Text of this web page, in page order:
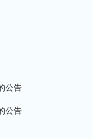
公告
公告